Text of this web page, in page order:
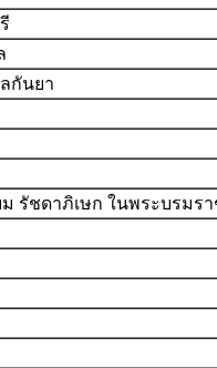
กันยา
รัชดาภิเษก ในพระบรมร